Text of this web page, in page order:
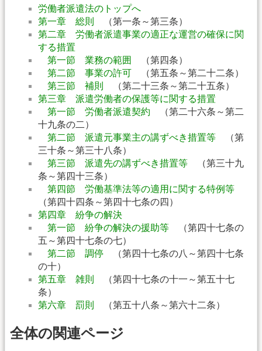
労働者派遣法のトップへ
第一章 総則
（第一条～第三条）
第二章 労働者派遣事業の適正な運営の確保に関
する措置
第一節 業務の範囲
（第四条）
第二節 事業の許可 （第五条～第二十二条）
第三節 補則
（第二十三条～第二十五条）
第三章 派遣労働者の保護等に関する措置
第一節 労働者派遣契約 （第二十六条～第二
十九条の二）
第二節 派遣元事業主の講ずべき措置等 （第
三十条～第三十八条）
第三節 派遣先の講ずべき措置等 （第三十九
条～第四十三条）
第四節 労働基準法等の適用に関する特例等
（第四十四条～第四十七条の四）
第四章 紛争の解決
第一節 紛争の解決の援助等 （第四十七条の
五～第四十七条の七）
第二節 調停 （第四十七条の八～第四十七条
の十）
第五章 雑則
（第四十七条の十一～第五十七
条）
第六章 罰則
（第五十八条～第六十二条）
全体の関連ページ